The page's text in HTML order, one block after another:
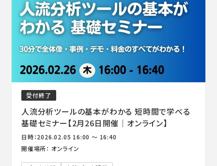
受付終了
人流分析ツールの基本がわかる 短時間で学べる
基礎セミナー【2月26日開催｜オンライン】
日時：2026.02.05 16:00 ～ 16:40
開催場所： オンライン